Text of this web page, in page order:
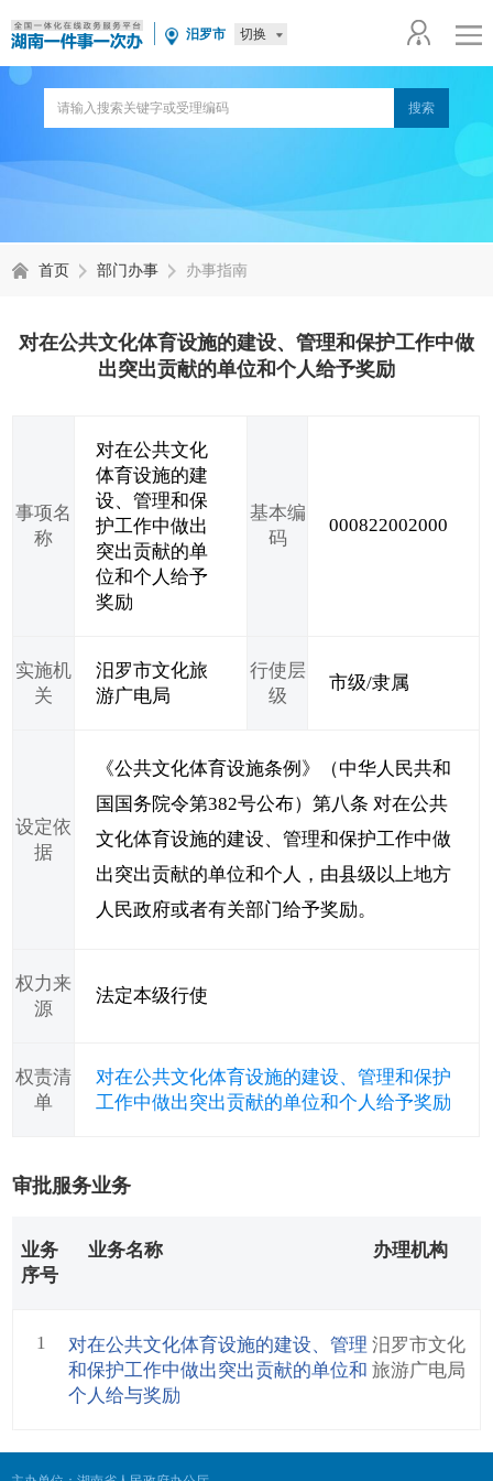
汨罗市 切换
首页 部门办事 办事指南
对在公共文化体育设施的建设、管理和保护工作中做
出突出贡献的单位和个人给予奖励
事项名
称
对在公共文化
体育设施的建
设、管理和保
护工作中做出
突出贡献的单
位和个人给予
奖励
基本编
码
000822002000
实施机
关
汨罗市文化旅
游广电局
行使层
级
市级/隶属
设定依
据
《公共文化体育设施条例》（中华人民共和
国国务院令第382号公布）第八条 对在公共
文化体育设施的建设、管理和保护工作中做
出突出贡献的单位和个人，由县级以上地方
人民政府或者有关部门给予奖励。
权力来
源
法定本级行使
权责清
单
对在公共文化体育设施的建设、管理和保护
工作中做出突出贡献的单位和个人给予奖励
审批服务业务
业务
序号
业务名称 办理机构
1
对在公共文化体育设施的建设、管理
和保护工作中做出突出贡献的单位和
个人给与奖励
汨罗市文化
旅游广电局